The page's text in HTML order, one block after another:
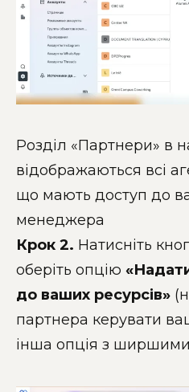
Розділ «Партнери» в
відображаються всі
що мають доступ до
менеджера
Крок 2. Натисніть
оберіть опцію
до ваших ресурсів»
партнера керувати
інша опція з